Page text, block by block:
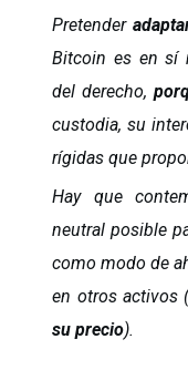
Pretender
Bitcoin es en sí
del derecho,
custodia, su
rígidas que
Hay que
neutral posible
como modo de
en otros activos (
su precio).